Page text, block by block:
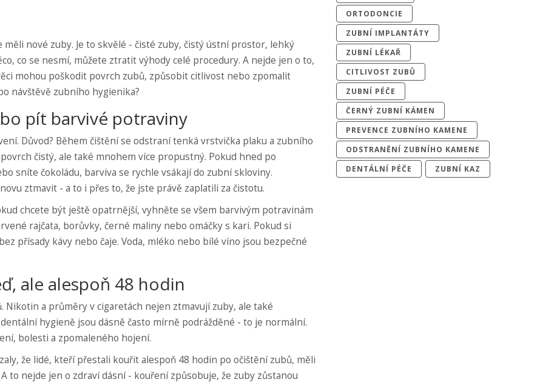
nové zuby. Je to skvělé - čisté zuby, čistý ústní prostor, lehký
co se nesmí, můžete ztratit výhody celé procedury. A nejde jen o to,
mohou poškodit povrch zubů, způsobit citlivost nebo zpomalit
návštěvě zubního hygienika?
pít barvivé potraviny
Důvod? Během čištění se odstraní tenká vrstvička plaku a zubního
čistý, ale také mnohem více propustný. Pokud hned po
sníte čokoládu, barviva se rychle vsákají do zubní skloviny.
ztmavit - a to i přes to, že jste právě zaplatili za čistotu.
chcete být ještě opatrnější, vyhněte se všem barvivým potravinám
rajčata, borůvky, černé maliny nebo omáčky s kari. Pokud si
přísady kávy nebo čaje. Voda, mléko nebo bílé víno jsou bezpečné
ale alespoň 48 hodin
a průměry v cigaretách nejen ztmavují zuby, ale také
hygieně jsou dásně často mírně podrážděné - to je normální.
bolesti a zpomaleného hojení.
že lidé, kteří přestali kouřit alespoň 48 hodin po očištění zubů, měli
to nejde jen o zdraví dásní - kouření způsobuje, že zuby zůstanou
ORTODONCIE
ZUBNÍ IMPLANTÁTY
ZUBNÍ LÉKAŘ
CITLIVOST ZUBŮ
ZUBNÍ PÉČE
ČERNÝ ZUBNÍ KÁMEN
PREVENCE ZUBNÍHO KAMENE
ODSTRANĚNÍ ZUBNÍHO KAMENE
DENTÁLNÍ PÉČE
ZUBNÍ KAZ